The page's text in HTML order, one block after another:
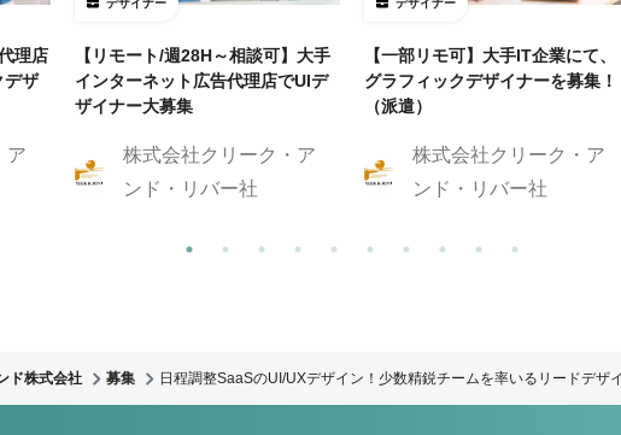
理店
デザ
ア
デザイナー
【リモート/週28H～相談可】大手
インターネット広告代理店でUIデ
ザイナー大募集
株式会社クリーク・ア
ンド・リバー社
デザイナー
【一部リモ可】大手IT企業にて、
グラフィックデザイナーを募集！
（派遣）
株式会社クリーク・ア
ンド・リバー社
ド株式会社 募集 日程調整SaaSのUI/UXデザイン！少数精鋭チームを率いるリードデザ